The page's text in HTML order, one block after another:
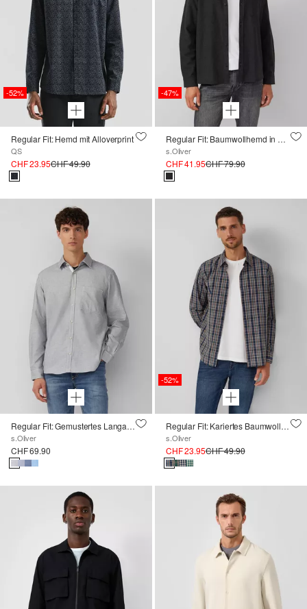
-52%
Regular Fit: Hemd mit Alloverprint
QS
CHF 23.95CHF 49.90
-47%
Regular Fit: Baumwollhemd in Woll-Melange-Optik
s.Oliver
CHF 41.95CHF 79.90
Regular Fit: Gemustertes Langarmhemd mit Brusttasche
s.Oliver
CHF 69.90
-52%
Regular Fit: Kariertes Baumwoll-Hemd mit Kentkragen
s.Oliver
CHF 23.95CHF 49.90